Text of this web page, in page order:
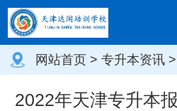
网站首页 > 专升本资讯
时需要注意哪些事项？
2022年天津专升本